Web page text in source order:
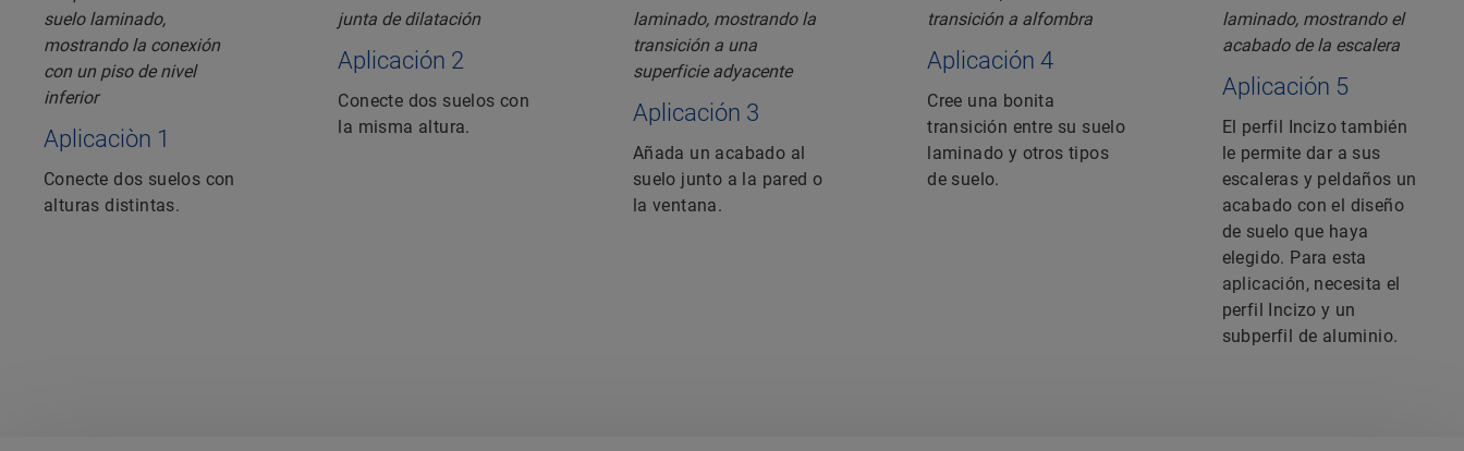
Aplicaciòn 1
Conecte dos suelos con
alturas distintas.
Aplicación 2
Conecte dos suelos con
la misma altura.
Aplicación 3
Añada un acabado al
suelo junto a la pared o
la ventana.
Aplicación 4
Cree una bonita
transición entre su suelo
laminado y otros tipos
de suelo.
Aplicación 5
El perfil Incizo también
le permite dar a sus
escaleras y peldaños un
acabado con el diseño
de suelo que haya
elegido. Para esta
aplicación, necesita el
perfil Incizo y un
subperfil de aluminio.